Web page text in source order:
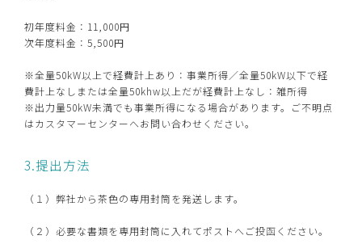
初年度料金：11,000円
次年度料金：5,500円
※全量50kW以上で経費計上あり：事業所得／全量50kW以下で経
費計上なしまたは全量50khw以上だが経費計上なし：雑所得
※出力量50kW未満でも事業所得になる場合があります。ご不明点
はカスタマーセンターへお問い合わせください。
3.提出方法
（１）弊社から茶色の専用封筒を発送します。
（２）必要な書類を専用封筒に入れてポストへご投函ください。